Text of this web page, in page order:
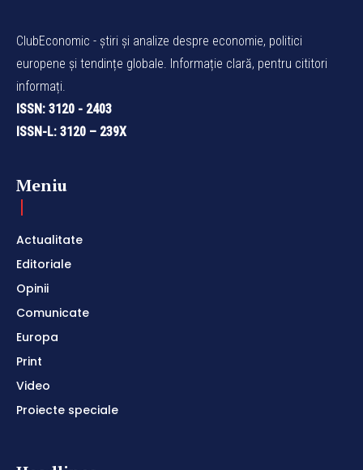
ClubEconomic - știri și analize despre economie, politici
europene și tendințe globale. Informație clară, pentru cititori
informați.
ISSN: 3120 - 2403
ISSN-L: 3120 – 239X
Meniu
Actualitate
Editoriale
Opinii
Comunicate
Europa
Print
Video
Proiecte speciale